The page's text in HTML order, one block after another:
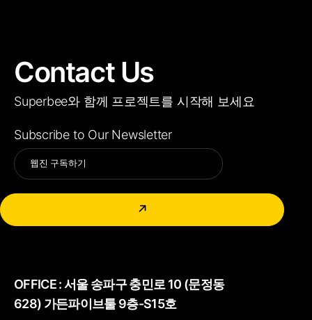
Contact Us
Superbee와 함께 프로젝트를 시작해 보세요
Subscribe to Our Newsletter
↗
Alternative:
OFFICE :서울 송파구 충민로 10 (문정동
628) 가든파이브툴 9층-S15호